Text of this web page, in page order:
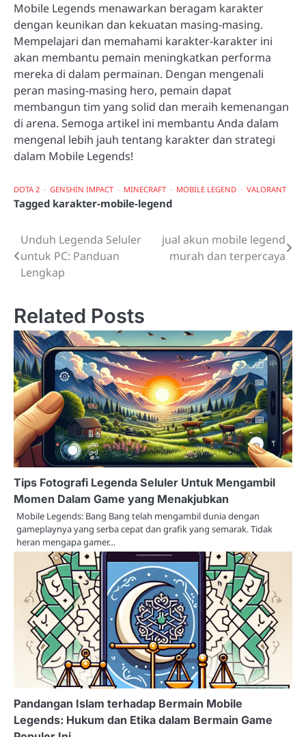
Mobile Legends menawarkan beragam karakter
dengan keunikan dan kekuatan masing-masing.
Mempelajari dan memahami karakter-karakter ini
akan membantu pemain meningkatkan performa
mereka di dalam permainan. Dengan mengenali
peran masing-masing hero, pemain dapat
membangun tim yang solid dan meraih kemenangan
di arena. Semoga artikel ini membantu Anda dalam
mengenal lebih jauh tentang karakter dan strategi
dalam Mobile Legends!
DOTA 2 GENSHIN IMPACT MINECRAFT MOBILE LEGEND VALORANT
Tagged karakter-mobile-legend
Post
navigation
Unduh Legenda Seluler
untuk PC: Panduan
Lengkap
jual akun mobile legend
murah dan terpercaya
Related Posts
Tips Fotografi Legenda Seluler Untuk Mengambil
Momen Dalam Game yang Menakjubkan
Mobile Legends: Bang Bang telah mengambil dunia dengan
gameplaynya yang serba cepat dan grafik yang semarak. Tidak
heran mengapa gamer…
Pandangan Islam terhadap Bermain Mobile
Legends: Hukum dan Etika dalam Bermain Game